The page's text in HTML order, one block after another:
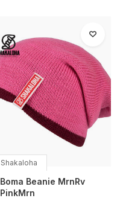
Shakaloha
Boma Beanie MrnRv
PinkMrn